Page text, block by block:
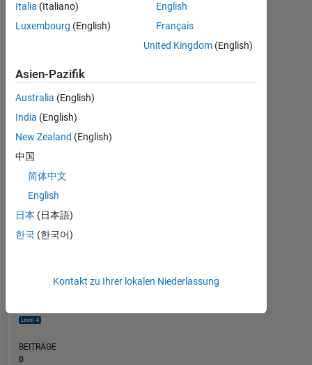
BEITRÄGE 10
-10
-5
5
10
20
25
40
45
RANG
377
BEITRÄGE
0
Italia (Italiano)
Luxembourg (English)
English
Français
United Kingdom (English)
Asien-Pazifik
Australia (English)
India (English)
New Zealand (English)
中国
简体中文
English
日本 (日本語)
한국 (한국어)
Kontakt zu Ihrer lokalen Niederlassung